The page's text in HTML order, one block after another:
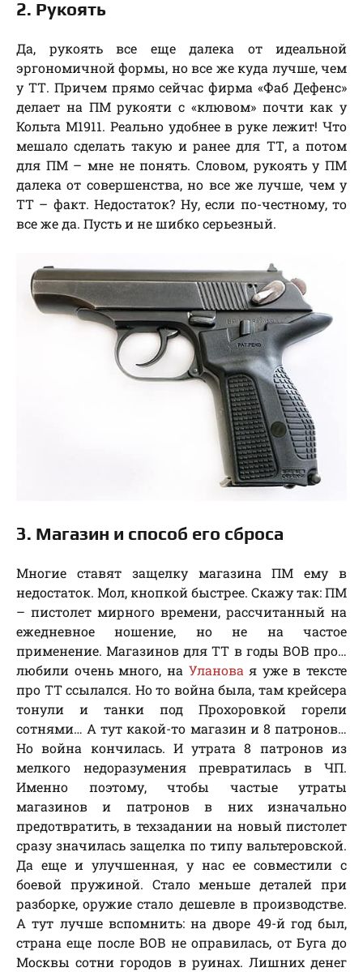
2. Рукоять
Да, рукоять все еще далека от идеальной
эргономичной формы, но все же куда лучше, чем
у ТТ. Причем прямо сейчас фирма «Фаб Дефенс»
делает на ПМ рукояти с «клювом» почти как у
Кольта М1911. Реально удобнее в руке лежит! Что
мешало сделать такую и ранее для ТТ, а потом
для ПМ – мне не понять. Словом, рукоять у ПМ
далека от совершенства, но все же лучше, чем у
ТТ – факт. Недостаток? Ну, если по-честному, то
все же да. Пусть и не шибко серьезный.
3. Магазин и способ его сброса
Многие ставят защелку магазина ПМ ему в
недостаток. Мол, кнопкой быстрее. Скажу так: ПМ
– пистолет мирного времени, рассчитанный на
ежедневное ношение, но не на частое
применение. Магазинов для ТТ в годы ВОВ про…
любили очень много, на Улановая уже в тексте
про ТТ ссылался. Но то война была, там крейсера
тонули и танки под Прохоровкой горели
сотнями… А тут какой-то магазин и 8 патронов…
Но война кончилась. И утрата 8 патронов из
мелкого недоразумения превратилась в ЧП.
Именно поэтому, чтобы частые утраты
магазинов и патронов в них изначально
предотвратить, в техзадании на новый пистолет
сразу значилась защелка по типу вальтеровской.
Да еще и улучшенная, у нас ее совместили с
боевой пружиной. Стало меньше деталей при
разборке, оружие стало дешевле в производстве.
А тут лучше вспомнить: на дворе 49-й год был,
страна еще после ВОВ не оправилась, от Буга до
Москвы сотни городов в руинах. Лишних денег